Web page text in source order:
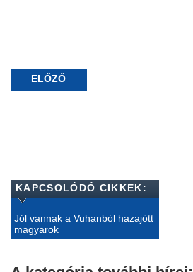
ELŐZŐ
KAPCSOLÓDÓ CIKKEK:
Jól vannak a Vuhanból hazajött
magyarok